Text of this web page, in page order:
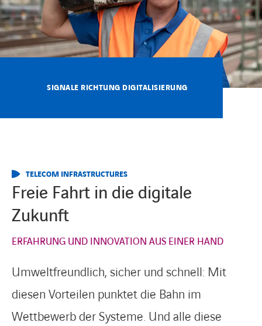
Karriere
Subunternehmer
Kontakt
SIGNALE RICHTUNG DIGITALISIERUNG
TELECOM INFRASTRUCTURES
Freie Fahrt in die digitale
Zukunft
ERFAHRUNG UND INNOVATION AUS EINER HAND
Umweltfreundlich, sicher und schnell: Mit
diesen Vorteilen punktet die Bahn im
Wettbewerb der Systeme. Und alle diese